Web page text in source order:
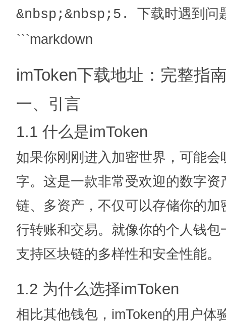
```markdown
imToken下载地址：完整指
一、引言
1.1 什么是imToken
如果你刚刚进入加密世界，可能会
字。这是一款非常受欢迎的数字
链、多资产，不仅可以存储你的
行转账和交易。就像你的个人钱
支持区块链的多样性和安全性能。
1.2 为什么选择imToken
相比其他钱包，imToken的用户体